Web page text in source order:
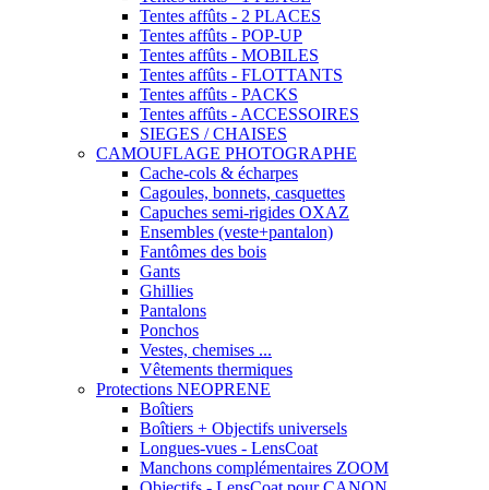
Tentes affûts - 2 PLACES
Tentes affûts - POP-UP
Tentes affûts - MOBILES
Tentes affûts - FLOTTANTS
Tentes affûts - PACKS
Tentes affûts - ACCESSOIRES
SIEGES / CHAISES
CAMOUFLAGE PHOTOGRAPHE
Cache-cols & écharpes
Cagoules, bonnets, casquettes
Capuches semi-rigides OXAZ
Ensembles (veste+pantalon)
Fantômes des bois
Gants
Ghillies
Pantalons
Ponchos
Vestes, chemises ...
Vêtements thermiques
Protections NEOPRENE
Boîtiers
Boîtiers + Objectifs universels
Longues-vues - LensCoat
Manchons complémentaires ZOOM